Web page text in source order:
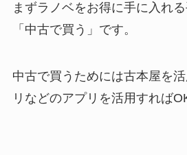
まずラノベをお得に手に入れ
「中古で買う」です。
中古で買うためには古本屋を
リなどのアプリを活用すれば